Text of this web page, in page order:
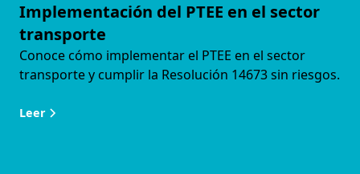
Implementación del PTEE en el sector
transporte
Conoce cómo implementar el PTEE en el sector
transporte y cumplir la Resolución 14673 sin riesgos.
Leer